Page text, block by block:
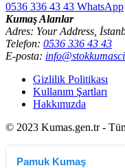
0536 336 43 43 WhatsApp
Kumaş Alanlar
Adres: Your Address,
Telefon: 0536 336 43 43
E-posta:
Gizlilik Politikası
Kullanım Şartları
Hakkımızda
© 2023 Kumas.gen.tr -
Pamuk Kumaş